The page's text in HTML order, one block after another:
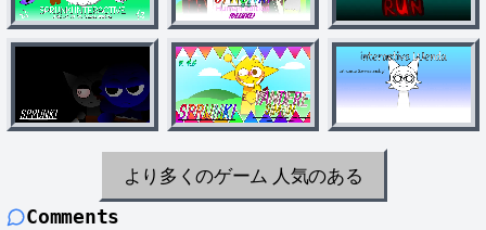
より多くのゲーム 人気のある
Comments